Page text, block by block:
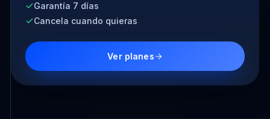
Garantía 7 días
Cancela cuando quieras
Ver planes